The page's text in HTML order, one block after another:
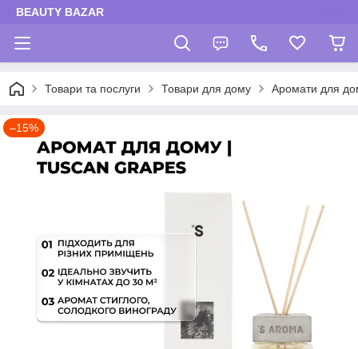
BEAUTY BAZAR
Товари та послуги Товари для дому Аромати для
–15%